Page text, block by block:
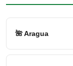
🌺 Aragua